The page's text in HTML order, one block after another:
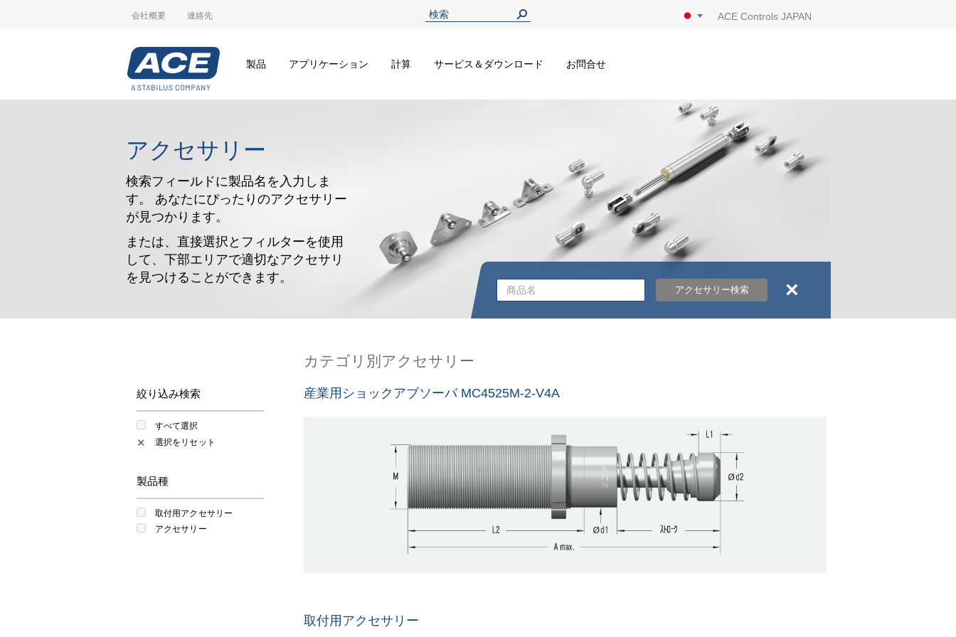
会社概要 連絡先 ACE Controls JAPAN
製品 アプリケーション 計算 サービス＆ダウンロード お問合せ
アクセサリー
検索フィールドに製品名を入力しま
す。 あなたにぴったりのアクセサリー
が見つかります。
または、直接選択とフィルターを使用
して、下部エリアで適切なアクセサリ
を見つけることができます。
アクセサリー検索 ×
絞り込み検索
すべて選択
✕ 選択をリセット
製品種
取付用アクセサリー
アクセサリー
カテゴリ別アクセサリー
産業用ショックアブソーバ MC4525M-2-V4A
取付用アクセサリー